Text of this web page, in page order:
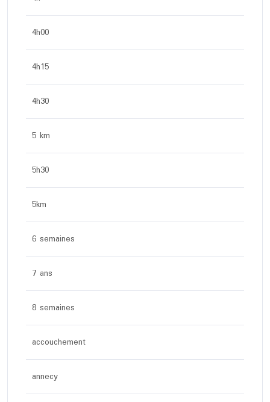
4h00
4h15
4h30
5 km
5h30
5km
6 semaines
7 ans
8 semaines
accouchement
annecy